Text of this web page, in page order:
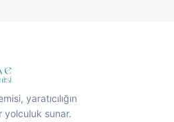
yaratıcılığın
yolculuk sunar.